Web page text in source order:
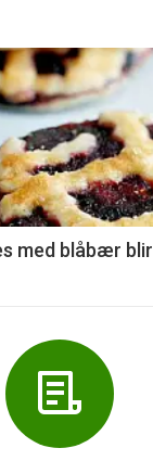
med blåbær blir